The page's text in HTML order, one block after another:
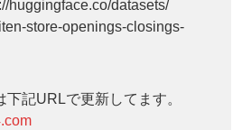
huggingface.co/datasets/
store-openings-closings-
記URLで更新してます。